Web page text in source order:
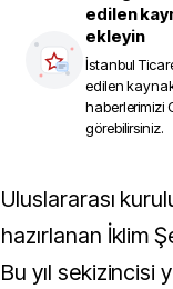
edilen
ekleyin
İstanbul
edilen
haberlerimizi
görebilirsiniz.
Uluslararası kuruluşlar ortaklığı tarafından
hazırlanan İklim
Bu yıl sekizincisi